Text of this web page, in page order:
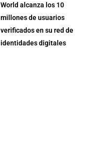
World alcanza los 10
millones de usuarios
verificados en su red de
identidades digitales